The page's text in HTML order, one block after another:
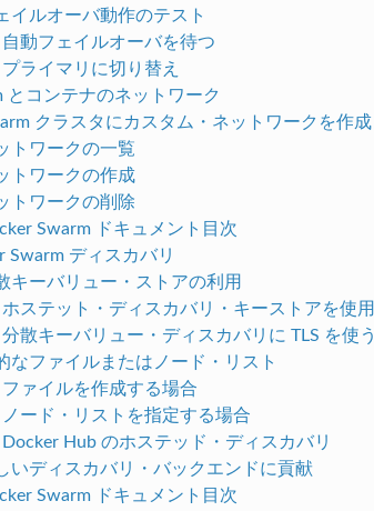
イルオーバ動作のテスト
自動フェイルオーバを待つ
プライマリに切り替え
とコンテナのネットワーク
クラスタにカスタム・ネットワークを作成
トワークの一覧
トワークの作成
トワークの削除
Swarm ドキュメント目次
Swarm ディスカバリ
キーバリュー・ストアの利用
ホステット・ディスカバリ・キーストアを使用
分散キーバリュー・ディスカバリに TLS を使う
なファイルまたはノード・リスト
ファイルを作成する場合
ノード・リストを指定する場合
Docker Hub のホステッド・ディスカバリ
いディスカバリ・バックエンドに貢献
Swarm ドキュメント目次